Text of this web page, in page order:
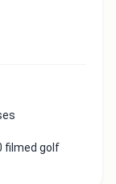
filmed golf